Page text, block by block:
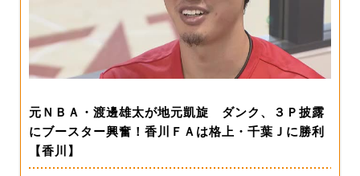
元ＮＢＡ・渡邊雄太が地元凱旋 ダンク、３Ｐ披露
にブースター興奮！香川ＦＡは格上・千葉Ｊに勝利
【香川】